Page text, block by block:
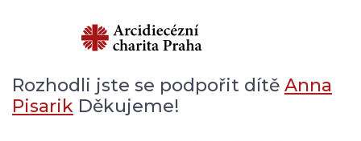
Rozhodli jste se podpořit dítě Anna
Pisarik Děkujeme!